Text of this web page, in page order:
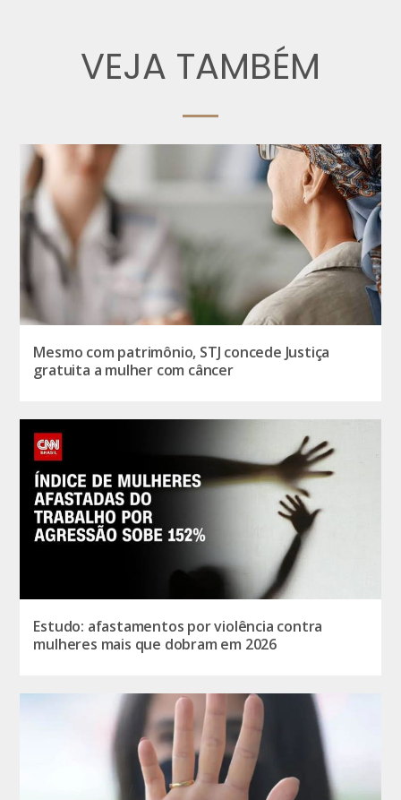
VEJA TAMBÉM
Mesmo com patrimônio, STJ concede Justiça
gratuita a mulher com câncer
Estudo: afastamentos por violência contra
mulheres mais que dobram em 2026